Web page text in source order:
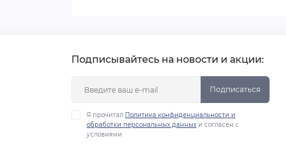
Подписывайтесь на новости и акции:
Подписаться
Я прочитал Политика конфиденциальности и
обработки персональных данных и согласен с
условиями